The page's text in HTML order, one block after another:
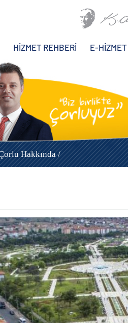
HİZMET REHBERİ E-HİZMET
Hakkında /